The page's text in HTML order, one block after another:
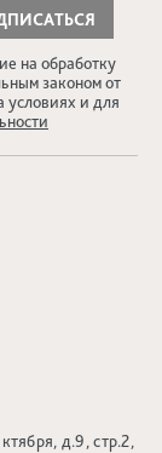
на обработку
законом от
условиях и для
д.9, стр.2,